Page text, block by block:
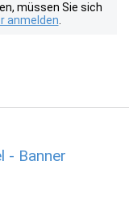
müssen Sie sich
anmelden
- Banner